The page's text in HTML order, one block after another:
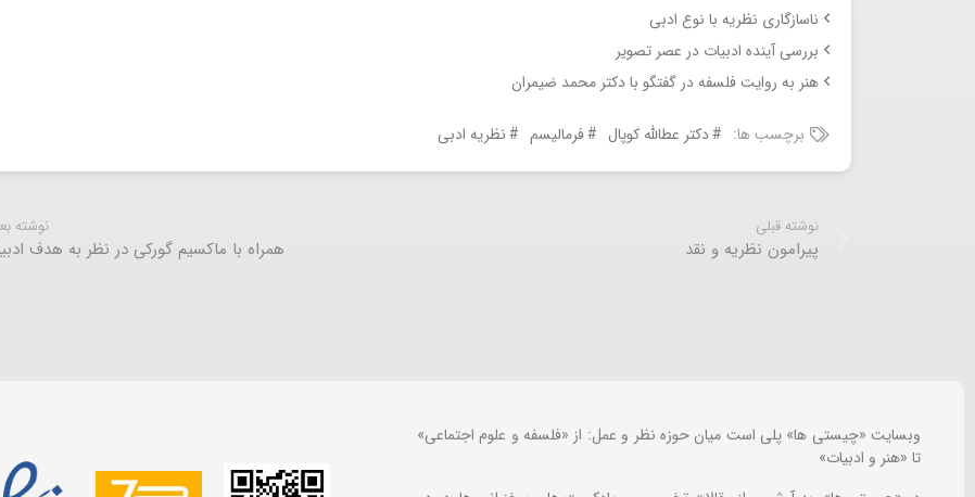
ناسازگاری نظریه با نوع ادبی
بررسی آینده ادبیات در عصر تصویر
هنر به روایت فلسفه در گفتگو با دکتر محمد ضیمران
برچسب ها: دکتر عطالله کوپال فرمالیسم نظریه ادبی
نوشته قبلی
پیرامون نظریه و نقد
نوشته
همراه با ماکسیم گورکی در نظر به هدف
وبسایت «چیستی ها» پلی است میان حوزه نظر و عمل: از «فلسفه و علوم اجتماعی»
تا «هنر و ادبیات»